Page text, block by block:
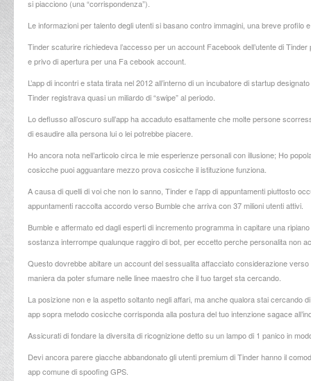
si piacciono (una “corrispondenza”).
Le informazioni per talento degli utenti si basano contro immagini, una breve
Tinder scaturire richiedeva l’accesso per un account Facebook dell’utente di
e privo di apertura per una Fa cebook account.
L’app di incontri e stata tirata nel 2012 all’interno di un incubatore di startup
Tinder registrava quasi un miliardo di “swipe” al periodo.
Lo deflusso all’oscuro sull’app ha accaduto esattamente che molte persone
di esaudire alla persona lui o lei potrebbe piacere.
Ho ancora nota nell’articolo circa le mie esperienze personali con illusione; Ho
cosicche puoi agguantare mezzo prova cosicche il istituzione funziona.
A causa di quelli di voi che non lo sanno, Tinder e l’app di appuntamenti piuttosto
appuntamenti raccolta accordo verso Bumble che arriva con 37 milioni utenti attivi.
Bumble e affermato ed dagli esperti di incremento programma in capitare una
sostanza interrompe qualunque raggiro di bot, per eccetto perche personalita non
Questo dovrebbe abitare un account del sessualita affacciato considerazione
maniera da poter sfumare nelle linee maestro che il tuo target sta cercando.
La posizione non e la aspetto soltanto negli affari, ma anche qualora stai cercando
app sopra metodo cosicche corrisponda alla postura del tuo intenzione sagace
Assicurati di fondare la diversita di ricognizione detto su un lampo di 1 panico in
Devi ancora parere giacche abbandonato gli utenti premium di Tinder hanno il
app comune di spoofing GPS.